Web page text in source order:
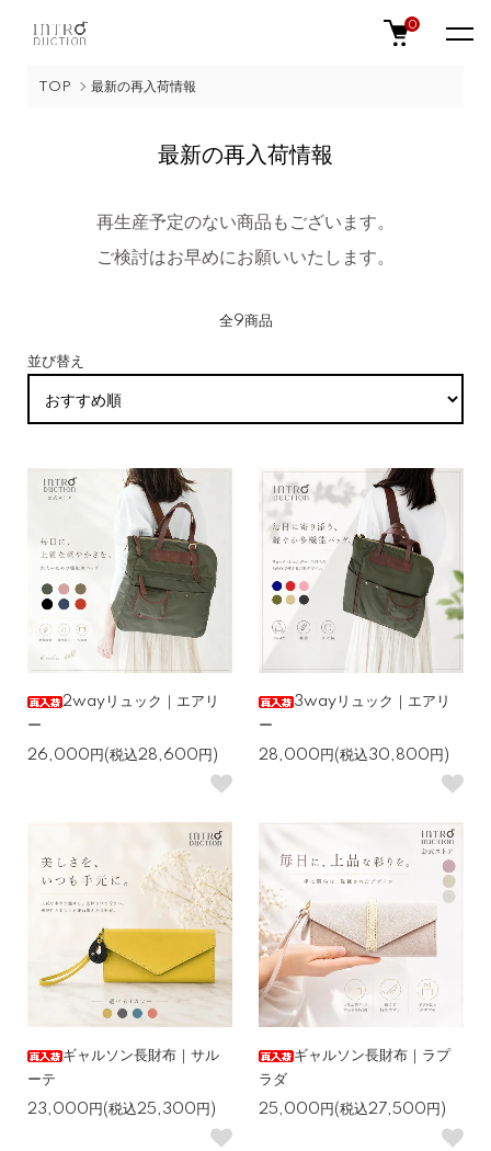
0
TOP 最新の再入荷情報
最新の再入荷情報
再生産予定のない商品もございます。
ご検討はお早めにお願いいたします。
全9商品
並び替え
2wayリュック｜エアリ
ー
26,000円(税込28,600円)
3wayリュック｜エアリ
ー
28,000円(税込30,800円)
ギャルソン長財布｜サル
ーテ
23,000円(税込25,300円)
ギャルソン長財布｜ラプ
ラダ
25,000円(税込27,500円)